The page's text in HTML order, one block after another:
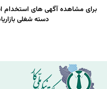
برای مشاهده آگهی های استخدام
دسته شغلی